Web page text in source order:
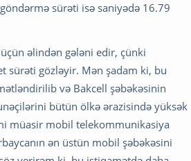
sürəti isə saniyədə 16.79
əlindən gələni edir, çünki
sürəti gözləyir. Mən şadam ki, bu
və Bakcell şəbəkəsinin
bütün ölkə ərazisində yüksək
müasir mobil telekommunikasiya
ən üstün mobil şəbəkəsini